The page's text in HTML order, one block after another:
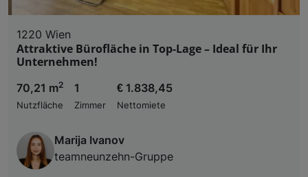
1220 Wien
Attraktive Bürofläche in Top-Lage – Ideal für Ihr
Unternehmen!
70,21 m2
Nutzfläche
1
Zimmer
€ 1.838,45
Nettomiete
Marija Ivanov
teamneunzehn-Gruppe